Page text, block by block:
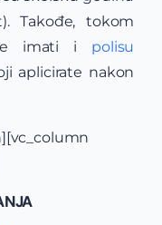
Takođe, tokom
imati i polisu
aplicirate nakon